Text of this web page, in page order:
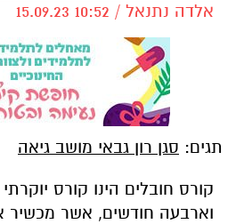
אלדה נתנאל / 10:52 15.09.23
תגים: סגן רון גבאי מושב גיאה
קורס חובלים הינו קורס
וארבעה חודשים, אשר מכשיר